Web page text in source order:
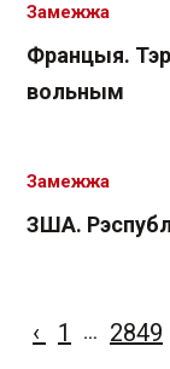
Францыя.
вольным
Замежжа
ЗША.
Замежжа
‹ 1 … 2849